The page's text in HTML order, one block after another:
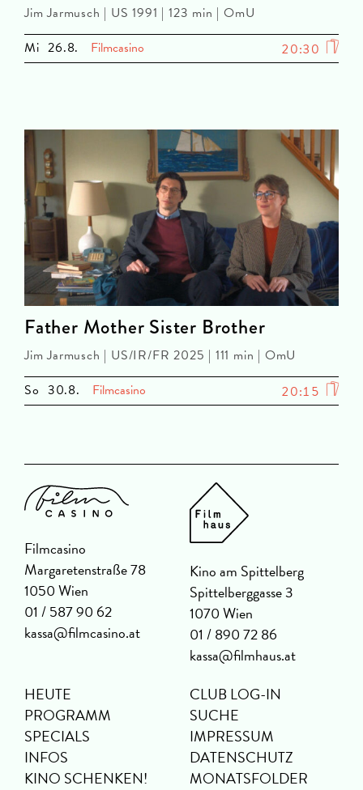
Jim Jarmusch | US 1991 | 123 min | OmU
Mi 26.8. Filmcasino 20:30
Father Mother Sister Brother
Jim Jarmusch | US/IR/FR 2025 | 111 min | OmU
So 30.8. Filmcasino 20:15
Filmcasino
Margaretenstraße 78
1050 Wien
01 / 587 90 62
kassa@filmcasino.at
Kino am Spittelberg
Spittelberggasse 3
1070 Wien
01 / 890 72 86
kassa@filmhaus.at
HEUTE
PROGRAMM
SPECIALS
INFOS
KINO SCHENKEN!
CLUB LOG-IN
SUCHE
IMPRESSUM
DATENSCHUTZ
MONATSFOLDER